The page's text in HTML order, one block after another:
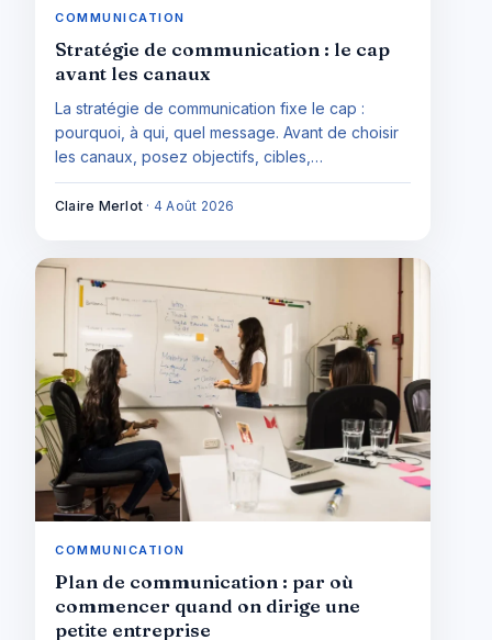
COMMUNICATION
Stratégie de communication : le cap
avant les canaux
La stratégie de communication fixe le cap :
pourquoi, à qui, quel message. Avant de choisir
les canaux, posez objectifs, cibles,
positionnement et message — la méthode pas à
pas pour une petite structure.
Claire Merlot · 4 Août 2026
COMMUNICATION
Plan de communication : par où
commencer quand on dirige une
petite entreprise